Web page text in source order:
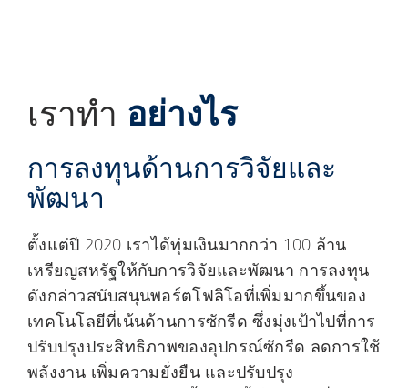
เราทำ อย่างไร
การลงทุนด้านการวิจัยและ
พัฒนา
ตั้งแต่ปี 2020 เราได้ทุ่มเงินมากกว่า 100 ล้าน
เหรียญสหรัฐให้กับการวิจัยและพัฒนา การลงทุน
ดังกล่าวสนับสนุนพอร์ตโฟลิโอที่เพิ่มมากขึ้นของ
เทคโนโลยีที่เน้นด้านการซักรีด ซึ่งมุ่งเป้าไปที่การ
ปรับปรุงประสิทธิภาพของอุปกรณ์ซักรีด ลดการใช้
พลังงาน เพิ่มความยั่งยืน และปรับปรุง